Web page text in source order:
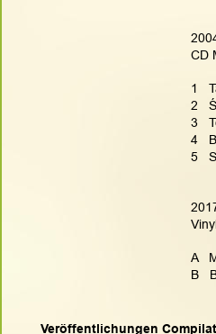
CD
1
2
3
4
5
A
B
Veröffentlichungen